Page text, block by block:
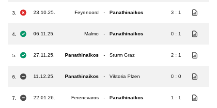
3. 23.10.25. Feyenoord - Panathinaikos 3 : 1
4. 06.11.25. Malmo - Panathinaikos 0 : 1
5. 27.11.25. Panathinaikos - Sturm Graz 2 : 1
6. 11.12.25. Panathinaikos - Viktoria Plzen 0 : 0
7. 22.01.26. Ferencvaros - Panathinaikos 1 : 1